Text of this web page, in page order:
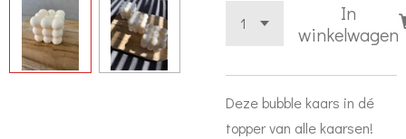
In
winkelwagen
Deze bubble kaars in dé
topper van alle kaarsen!